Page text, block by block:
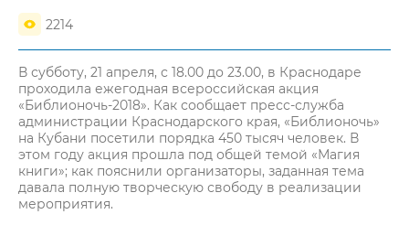
2214
В субботу, 21 апреля, с 18.00 до 23.00, в Краснодаре
проходила ежегодная всероссийская акция
«Библионочь-2018». Как сообщает пресс-служба
администрации Краснодарского края, «Библионочь»
на Кубани посетили порядка 450 тысяч человек. В
этом году акция прошла под общей темой «Магия
книги»; как пояснили организаторы, заданная тема
давала полную творческую свободу в реализации
мероприятия.